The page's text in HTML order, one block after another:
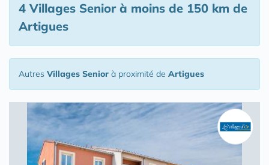
4 Villages Seniorà moins de 150 km de
Artigues
Autres Villages Senior à proximité de Artigues